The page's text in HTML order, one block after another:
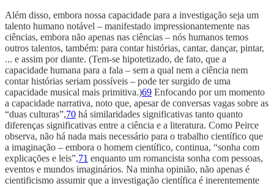
Além disso, embora nossa capacidade para a investigação seja um
talento humano notável – manifestado impressionantemente nas
ciências, embora não apenas nas ciências – nós humanos temos
outros talentos, também: para contar histórias, cantar, dançar, pintar,
... e assim por diante. (Tem-se hipotetizado, de fato, que a
capacidade humana para a fala – sem a qual nem a ciência nem
contar histórias seriam possíveis – pode ter surgido de uma
capacidade musical mais primitiva.)69 Enfocando por um momento
a capacidade narrativa, noto que, apesar de conversas vagas sobre as
“duas culturas”,70 há similaridades significativas tanto quanto
diferenças significativas entre a ciência e a literatura. Como Peirce
observa, não há nada mais necessário para o trabalho científico que
a imaginação – embora o homem científico, continua, “sonha com
explicações e leis”,71 enquanto um romancista sonha com pessoas,
eventos e mundos imaginários. Na minha opinião, não apenas é
cientificismo assumir que a investigação científica é inerentemente